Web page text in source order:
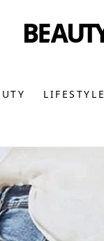
LIFESTYLE